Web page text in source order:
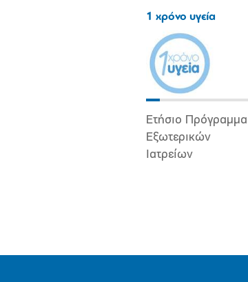
1 χρόνο υγεία
Ετήσιο Πρόγραμμα
Εξωτερικών
Ιατρείων